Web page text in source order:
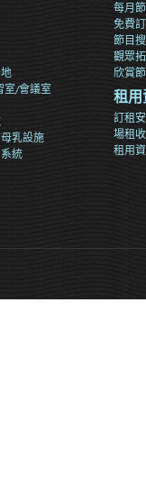
室/會議室
乳設施
統
每月
免費
節目
觀眾
欣賞
租用
訂租
場租
租用